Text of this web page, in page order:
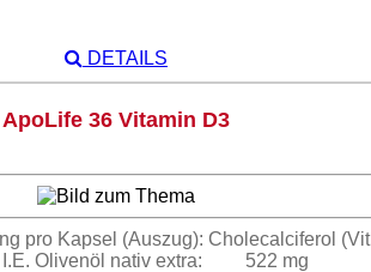
DETAILS
ApoLife 36 Vitamin D3
pro Kapsel (Auszug): Cholecalciferol
I.E. Olivenöl nativ extra: 522 mg